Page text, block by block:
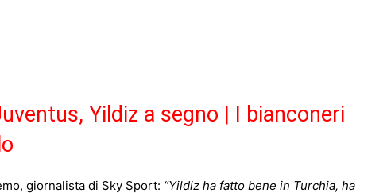
Yildiz a segno | I bianconeri
giornalista di Sky Sport: “Yildiz ha fatto bene in Turchia, ha